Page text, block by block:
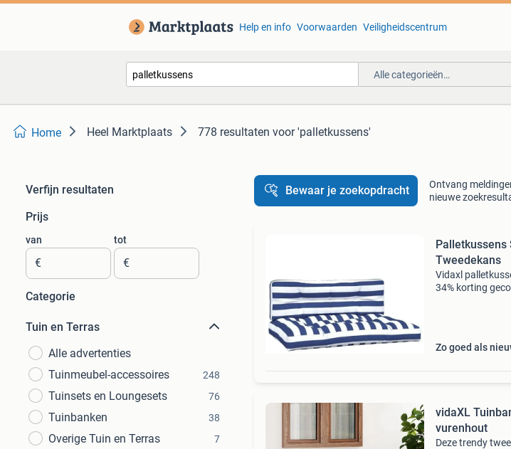
Help en info Voorwaarden Veiligheidscentrum
Alle categorieën…
Home Heel Marktplaats 778 resultaten voor 'palletkussens'
Verfijn resultaten
Prijs
van
€
tot
€
Categorie
Tuin en Terras
Alle advertenties
Tuinmeubel-accessoires
248
Tuinsets en Loungesets 76
Tuinbanken 38
Overige Tuin en Terras 7
Bewaar je zoekopdracht
Ontvang
nieuwe
Palletkussens
Tweedekans
Vidaxl
34% korting
Zo goed als
vidaXL
vurenhout
Deze trendy